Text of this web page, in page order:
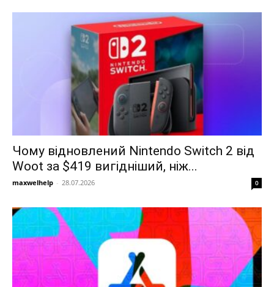
Чому відновлений Nintendo Switch 2 від
Woot за $419 вигідніший, ніж...
maxwelhelp - 28.07.2026 0